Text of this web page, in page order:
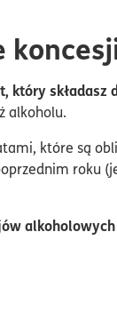
alkoholu.
które są
roku